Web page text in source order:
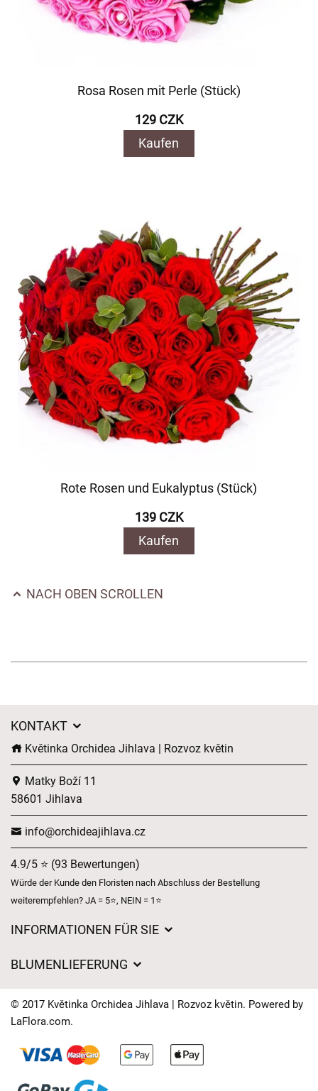
Rosa Rosen mit Perle (Stück)
129 CZK
Kaufen
Rote Rosen und Eukalyptus (Stück)
139 CZK
Kaufen
NACH OBEN SCROLLEN
KONTAKT
Květinka Orchidea Jihlava | Rozvoz květin
Matky Boží 11
58601 Jihlava
info@orchideajihlava.cz
4.9/5 ⭐ (93 Bewertungen)
Würde der Kunde den Floristen nach Abschluss der Bestellung
weiterempfehlen? JA = 5⭐, NEIN = 1⭐
INFORMATIONEN FÜR SIE
Lieferzeiten für Blumen – Übersicht der Möglichkeiten
BLUMENLIEFERUNG
Wohin wir Blumen liefern
Kontakt
© 2017 Květinka Orchidea Jihlava | Rozvoz květin. Powered by
LaFlora.com.